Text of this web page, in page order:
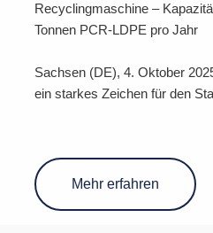
Recyclingmaschine –
Tonnen PCR-LDPE pro Jahr
Sachsen (DE), 4. Oktober
ein starkes Zeichen für den
Mehr erfahren